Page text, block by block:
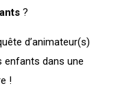
?
d’animateur(s)
enfants dans une
!